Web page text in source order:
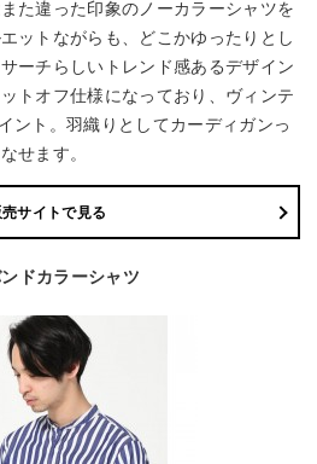
た違った印象のノーカラーシャツを
ットながらも、どこかゆったりとし
ーチらしいトレンド感あるデザイン
トオフ仕様になっており、ヴィンテ
ント。羽織りとしてカーディガンっ
せます。
売サイトで見る
ドカラーシャツ